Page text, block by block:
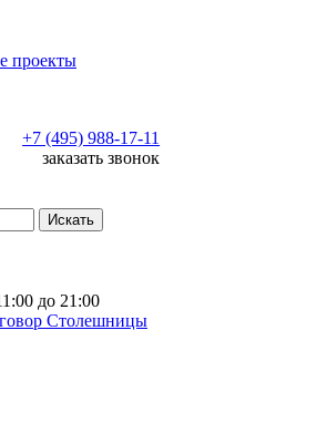
проекты
+7 (495) 988-17-11
заказать звонок
Искать
до 21:00
Столешницы